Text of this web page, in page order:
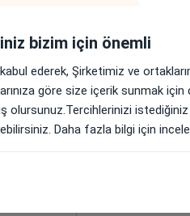
Bugün
8 Ağustos
bizim için önemli
ederek, Şirketimiz ve
göre size içerik sunmak
olursunuz.Tercihlerinizi
Daha fazla bilgi için